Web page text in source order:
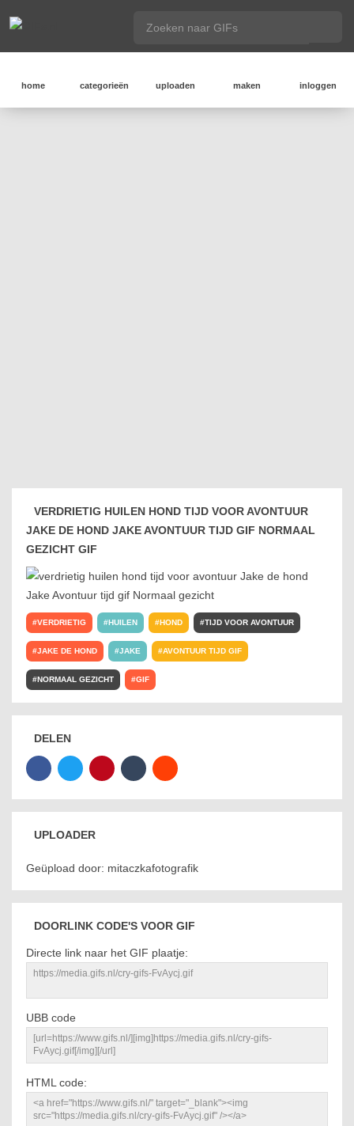
home categorieën uploaden maken inloggen
VERDRIETIG HUILEN HOND TIJD VOOR AVONTUUR
JAKE DE HOND JAKE AVONTUUR TIJD GIF NORMAAL
GEZICHT GIF
VERDRIETIG HUILEN HOND TIJD VOOR AVONTUUR
JAKE DE HOND JAKE AVONTUUR TIJD GIF
NORMAAL GEZICHT GIF
DELEN
UPLOADER
Geüpload door: mitaczkafotografik
DOORLINK CODE'S VOOR GIF
Directe link naar het GIF plaatje:
UBB code
HTML code: